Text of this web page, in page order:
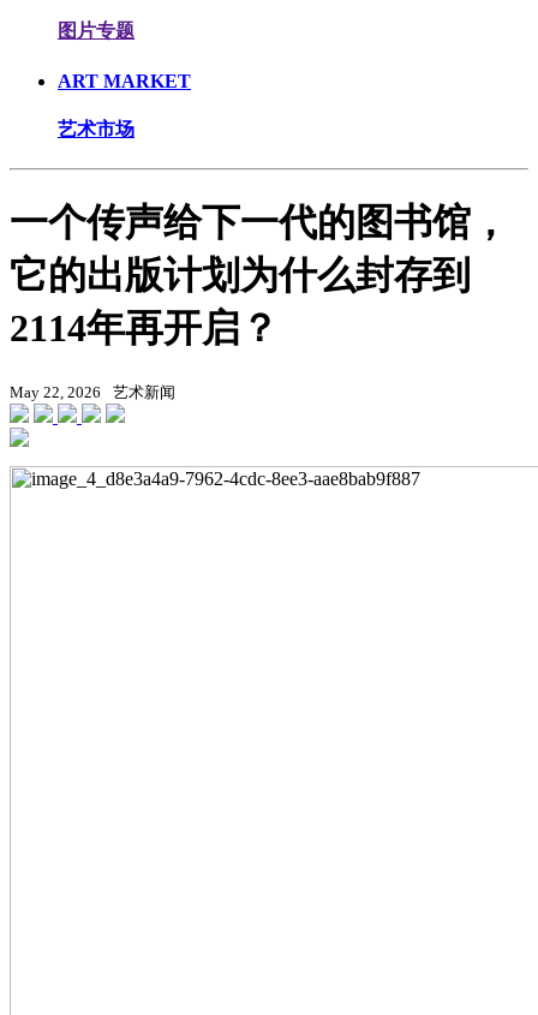
图片专题
ART MARKET
艺术市场
一个传声给下一代的图书馆，
它的出版计划为什么封存到
2114年再开启？
May 22, 2026 艺术新闻